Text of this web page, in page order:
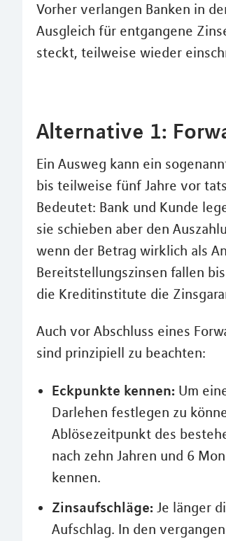
Vorher verlangen Banken in
Ausgleich für entgangene
steckt, teilweise wieder
Alternative 1:
Ein Ausweg kann ein
bis teilweise fünf Jahre vor
Bedeutet: Bank und Kunde
sie schieben aber den
wenn der Betrag wirklich als
Bereitstellungszinsen fallen
die Kreditinstitute die
Auch vor Abschluss eines
sind prinzipiell zu beachten:
Eckpunkte kennen: Um
Darlehen festlegen zu
Ablösezeitpunkt des
nach zehn Jahren und 6
kennen.
Zinsaufschläge: Je länger
Aufschlag. In den